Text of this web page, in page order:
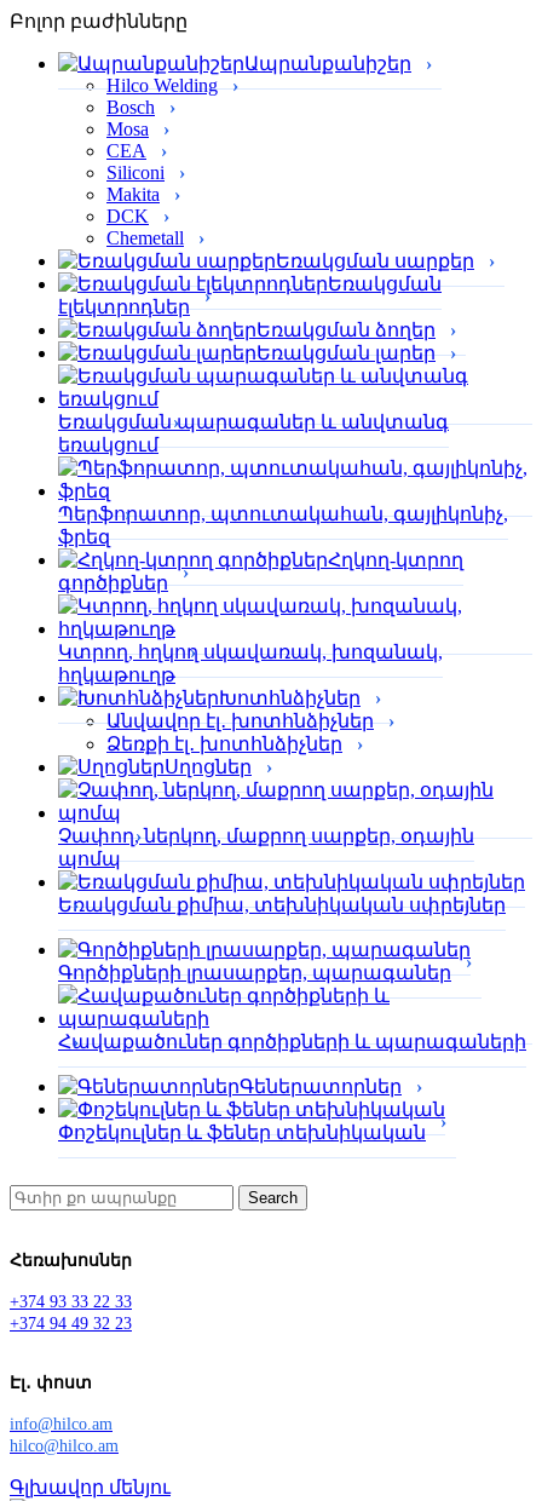
Բոլոր բաժինները
Ապրանքանիշեր
Hilco Welding
Bosch
Mosa
CEA
Siliconi
Makita
DCK
Chemetall
Եռակցման սարքեր
Եռակցման
էլեկտրոդներ
Եռակցման ձողեր
Եռակցման լարեր
Եռակցման պարագաներ և անվտանգ
եռակցում
Պերֆորա­տոր, պտուտակահան, գայլիկոնիչ,
ֆրեզ
Հղկող-կտրող
գործիքներ
Կտրող, հղկող սկավառակ, խոզանակ,
հղկաթուղթ
Խոտհնձիչներ
Անվավոր էլ․ խոտհնձիչներ
Ձեռքի էլ․ խոտհնձիչներ
Սղոցներ
Չափող, ներկող, մաքրող սարքեր, օդային
պոմպ
Եռակցման քիմիա, տեխնիկական սփրեյներ
Գործիքների լրասարքեր, պարագաներ
Հավաքածուներ գործիքների և պարագաների
Գեներատորներ
Փոշեկուլներ և ֆեներ տեխնիկական
Search
Հեռախոսներ
+374 93 33 22 33
+374 94 49 32 23
Էլ․ փոստ
info@hilco.am
hilco@hilco.am
Գլխավոր մենյու